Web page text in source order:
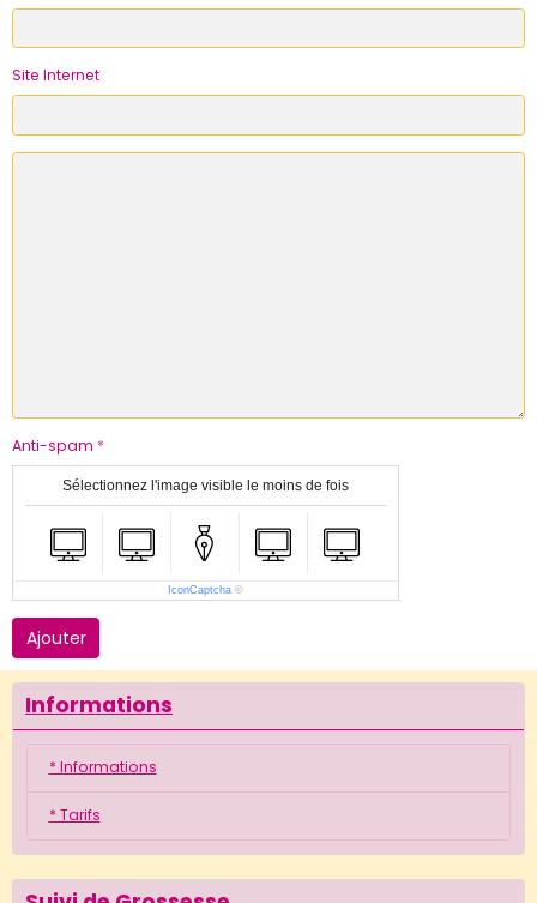
Site Internet
Anti-spam
Sélectionnez l'image visible le moins de fois
IconCaptcha ©
Ajouter
Informations
* Informations
* Tarifs